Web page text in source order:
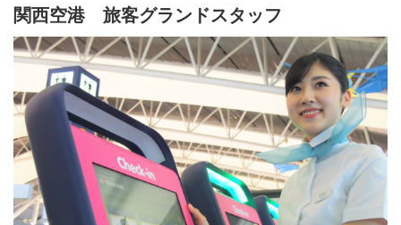
関西空港 旅客グランドスタッフ